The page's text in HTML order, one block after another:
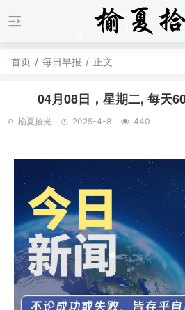
首页 / 每日早报 / 正文
04月08日，星期二, 每天
榆夏拾光 2025-4-8 440